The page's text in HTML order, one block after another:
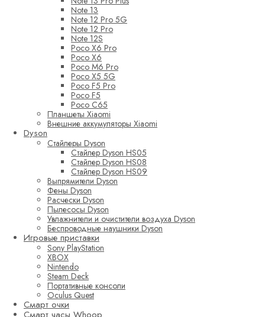
Note 13
Note 12 Pro 5G
Note 12 Pro
Note 12S
Poco X6 Pro
Poco X6
Poco M6 Pro
Poco X5 5G
Poco F5 Pro
Poco F5
Poco C65
Планшеты Xiaomi
Внешние аккумуляторы Xiaomi
Dyson
Стайлеры Dyson
Стайлер Dyson HS05
Стайлер Dyson HS08
Стайлер Dyson HS09
Выпрямители Dyson
Фены Dyson
Расчески Dyson
Пылесосы Dyson
Увлажнители и очистители воздуха Dyson
Беспроводные наушники Dyson
Игровые приставки
Sony PlayStation
XBOX
Nintendo
Steam Deck
Портативные консоли
Oculus Quest
Смарт очки